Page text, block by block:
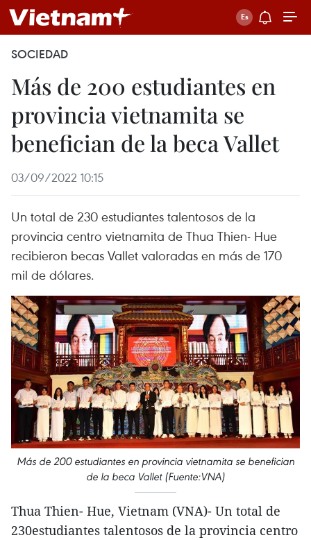
SOCIEDAD
Más de 200 estudiantes en
provincia vietnamita se
benefician de la beca Vallet
03/09/2022 10:15
Un total de 230 estudiantes talentosos de la
provincia centro vietnamita de Thua Thien- Hue
recibieron becas Vallet valoradas en más de 170
mil de dólares.
Más de 200 estudiantes en provincia vietnamita se benefician
de la beca Vallet (Fuente:VNA)
Thua Thien- Hue, Vietnam (VNA)- Un total de
230estudiantes talentosos de la provincia centro